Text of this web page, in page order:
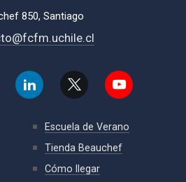
850, Santiago
Escuela de Verano
Tienda Beauchef
Cómo llegar